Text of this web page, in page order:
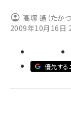
高塚 遙（たか
2009年10月16日
優先する